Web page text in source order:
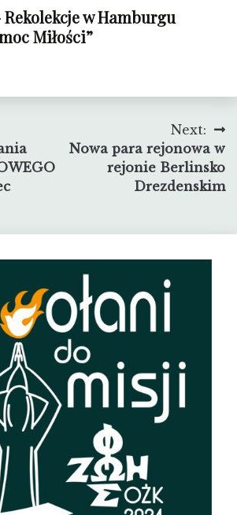
Rekolekcje w Hamburgu
Miłości”
Next:
Nowa para rejonowa w
rejonie Berlinsko
Drezdenskim